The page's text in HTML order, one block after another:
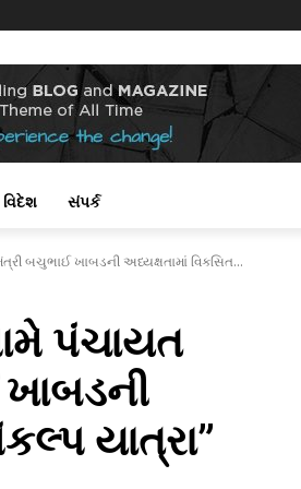
સંપર્ક
બચુભાઈ ખાબડની અધ્યક્ષતામાં વિકસિત...
પંચાયત
યાત્રા”